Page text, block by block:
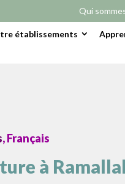
Qui
établissements
, Français
à